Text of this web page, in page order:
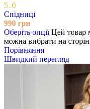
5.0
Спідниці
990 грн
Оберіть опції Цей товар
можна вибрати на
Порівняння
Швидкий перегляд